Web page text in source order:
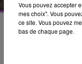
centre-ville
est contraint de
Vous pouvez accepter
mes choix". Vous
ce site. Vous pouvez
bas de chaque page.